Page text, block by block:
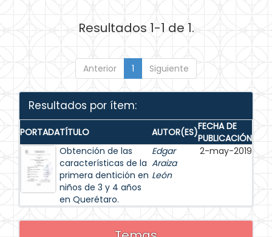
Resultados 1-1 de 1.
Anterior 1 Siguiente
Resultados por ítem:
PORTADATÍTULO AUTOR(ES)FECHA DE
PUBLICACIÓN
Obtención de las
características de la
primera dentición en
niños de 3 y 4 años
en Querétaro.
Edgar
Araiza
León
2-may-2019